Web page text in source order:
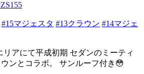
#15マジェスタ #13クラウン #14マジェ
リアにて平成初期 セダンのミーティ
ンとコラボ。 サンルーフ付き😳